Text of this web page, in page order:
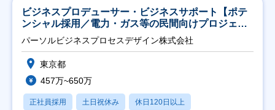
ビジネスプロデューサー・ビジネスサポート【ポテ
ンシャル採用／電力・ガス等の民間向けプロジェク
ト推進】
パーソルビジネスプロセスデザイン株式会社
東京都
457万~650万
正社員採用 土日祝休み 休日120日以上